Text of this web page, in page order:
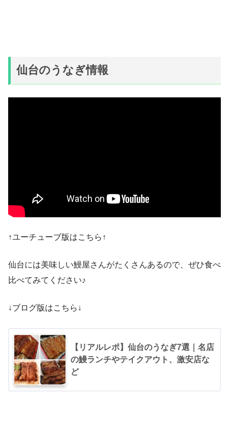
仙台のうなぎ情報
↑ユーチューブ版はこちら↑
仙台には美味しい鰻屋さんがたくさんあるので、ぜひ食べ
比べてみてください♪
↓ブログ版はこちら↓
【リアルレポ】仙台のうなぎ7選｜名店
の鰻ランチやテイクアウト、激安店な
ど